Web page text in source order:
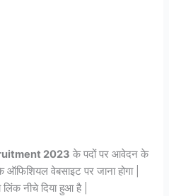
2023 के पदों पर आवेदन के
वेबसाइट पर जाना होगा |
नीचे दिया हुआ है |